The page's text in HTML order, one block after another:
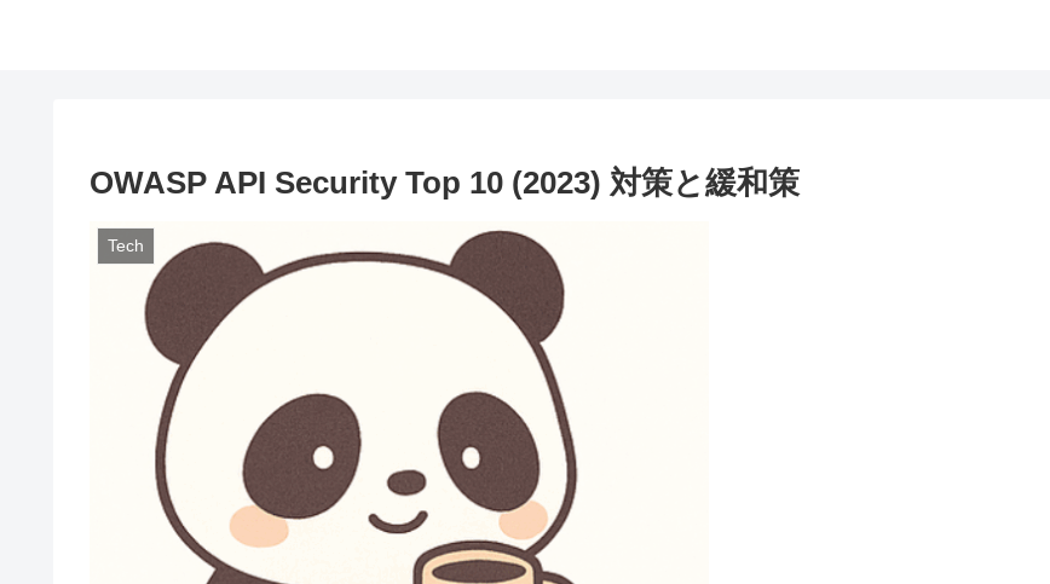
OWASP API Security Top 10 (2023) 対策と緩和策
Tech